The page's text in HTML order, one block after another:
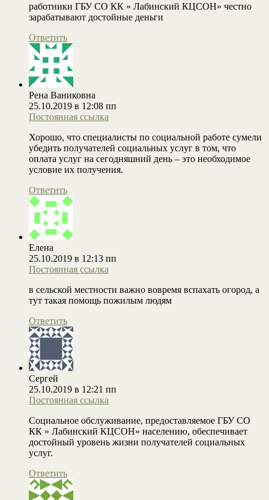
работники ГБУ СО КК » Лабинский КЦСОН» честно
зарабатывают достойные деньги
Ответить
Рена Ваниковна
25.10.2019 в 12:08 пп
Постоянная ссылка
Хорошо, что специалисты по социальной работе сумели
убедить получателей социальных услуг в том, что
оплата услуг на сегодняшний день – это необходимое
условие их получения.
Ответить
Елена
25.10.2019 в 12:13 пп
Постоянная ссылка
в сельской местности важно вовремя вспахать огород, а
тут такая помощь пожилым людям
Ответить
Сергей
25.10.2019 в 12:21 пп
Постоянная ссылка
Социальное обслуживание, предоставляемое ГБУ СО
КК » Лабинский КЦСОН» населению, обеспечивает
достойный уровень жизни получателей социальных
услуг.
Ответить